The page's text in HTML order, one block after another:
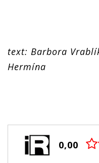
text: Barbora
Hermína
0,00